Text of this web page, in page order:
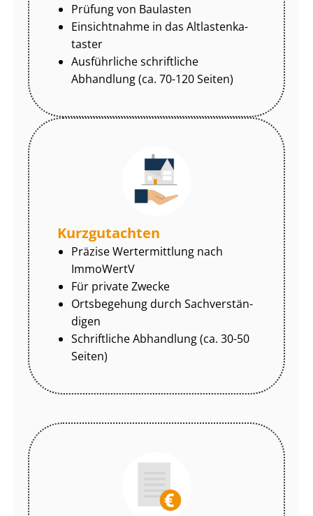
Prüfung von Baulasten
Einsichtnahme in das Alt­las­ten­ka­
tas­ter
Ausführliche schriftliche
Abhandlung (ca. 70-120 Seiten)
Kurzgutachten
Präzise Wertermittlung nach
ImmoWertV
Für private Zwecke
Ortsbegehung durch Sach­ver­stän­
di­gen
Schriftliche Abhandlung (ca. 30-50
Seiten)